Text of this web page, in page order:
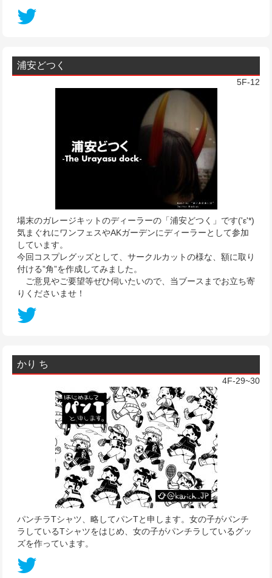
浦安どつく
5F-12
場末のガレージキットのディーラーの「浦安どつく」です('ε'*)
気まぐれにワンフェスやAKガーデンにディーラーとして参加
しています。
今回コスプレグッズとして、サークルカットの様な、額に取り
付ける”角”を作成してみました。
ご意見やご要望等ぜひ伺いたいので、当ブースまでお立ち寄
りくださいませ！
かり ち
4F-29~30
パンチラTシャツ、略してパンTと申します。女の子がパンチ
ラしているTシャツをはじめ、女の子がパンチラしているグッ
ズを作っています。